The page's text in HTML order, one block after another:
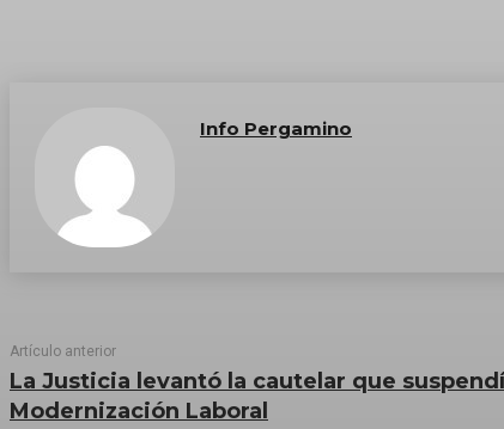
Info Pergamino
Artículo anterior
La Justicia levantó la cautelar que
Modernización Laboral